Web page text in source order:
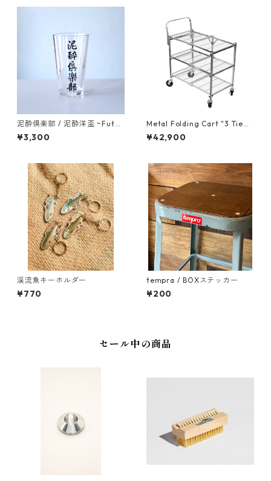
泥酔倶楽部 / 泥酔洋盃 ~Futoo
~
¥3,300
Metal Folding Cart "3 Tie
r"-折りたためるワゴンカー
ト-
¥42,900
渓流魚キーホルダー
¥770
tempra / BOXステッカー
¥200
セール中の商品